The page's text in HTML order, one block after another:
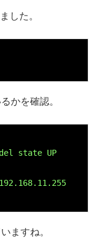
した。
かを確認。
ますね。